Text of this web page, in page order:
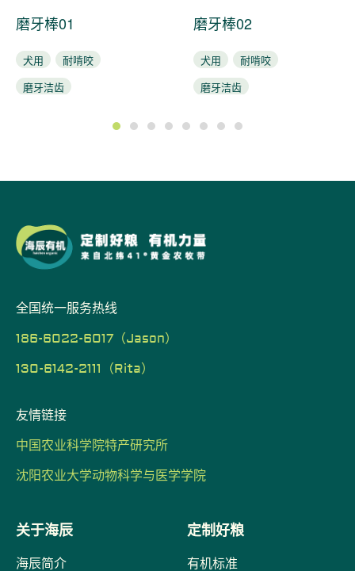
磨牙棒01
犬用
耐啃咬
磨牙洁齿
磨牙棒02
犬用
耐啃咬
磨牙洁齿
1 2 3 4 5 6 7 8
全国统一服务热线
186-6022-6017（Jason）
130-6142-2111（Rita）
友情链接
中国农业科学院特产研究所
沈阳农业大学动物科学与医学学院
关于海辰
海辰简介
定制好粮
有机标准